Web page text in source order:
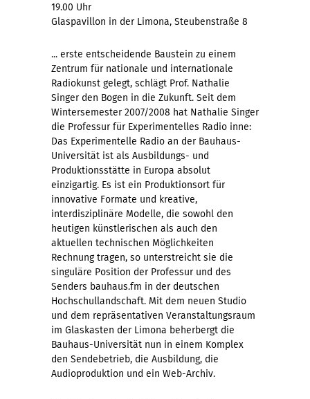
19.00 Uhr
Glaspavillon in der Limona, Steubenstraße 8
... erste entscheidende Baustein zu einem
Zentrum für nationale und internationale
Radiokunst gelegt, schlägt Prof. Nathalie
Singer den Bogen in die Zukunft. Seit dem
Wintersemester 2007/2008 hat Nathalie Singer
die Professur für Experimentelles Radio inne:
Das Experimentelle Radio an der Bauhaus-
Universität ist als Ausbildungs- und
Produktionsstätte in Europa absolut
einzigartig. Es ist ein Produktionsort für
innovative Formate und kreative,
interdisziplinäre Modelle, die sowohl den
heutigen künstlerischen als auch den
aktuellen technischen Möglichkeiten
Rechnung tragen, so unterstreicht sie die
singuläre Position der Professur und des
Senders bauhaus.fm in der deutschen
Hochschullandschaft. Mit dem neuen Studio
und dem repräsentativen Veranstaltungsraum
im Glaskasten der Limona beherbergt die
Bauhaus-Universität nun in einem Komplex
den Sendebetrieb, die Ausbildung, die
Audioproduktion und ein Web-Archiv.